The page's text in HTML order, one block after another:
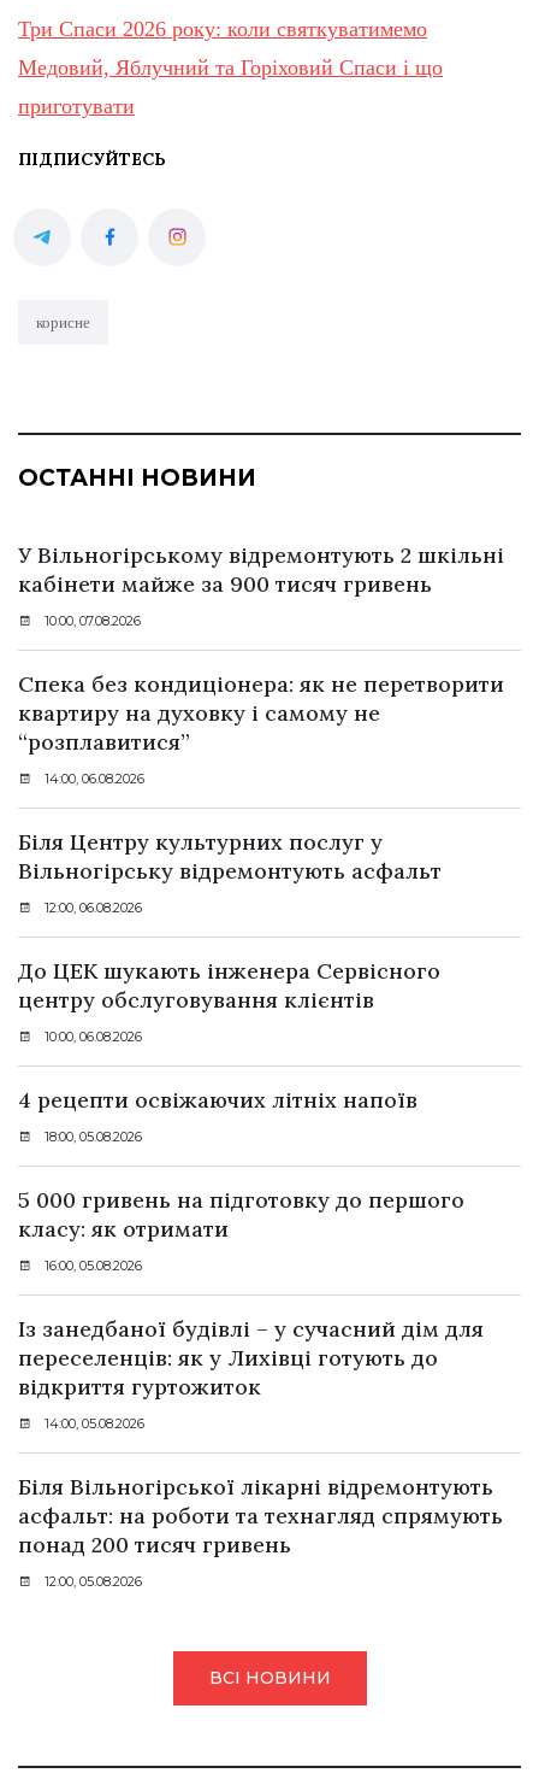
Три Спаси 2026 року: коли святкуватимемо
Медовий, Яблучний та Горіховий Спаси і що
приготувати
ПІДПИСУЙТЕСЬ
корисне
ОСТАННІ НОВИНИ
У Вільногірському відремонтують 2 шкільні
кабінети майже за 900 тисяч гривень
10:00, 07.08.2026
Спека без кондиціонера: як не перетворити
квартиру на духовку і самому не
“розплавитися”
14:00, 06.08.2026
Біля Центру культурних послуг у
Вільногірську відремонтують асфальт
12:00, 06.08.2026
До ЦЕК шукають інженера Сервісного
центру обслуговування клієнтів
10:00, 06.08.2026
4 рецепти освіжаючих літніх напоїв
18:00, 05.08.2026
5 000 гривень на підготовку до першого
класу: як отримати
16:00, 05.08.2026
Із занедбаної будівлі – у сучасний дім для
переселенців: як у Лихівці готують до
відкриття гуртожиток
14:00, 05.08.2026
Біля Вільногірської лікарні відремонтують
асфальт: на роботи та технагляд спрямують
понад 200 тисяч гривень
12:00, 05.08.2026
ВСІ НОВИНИ